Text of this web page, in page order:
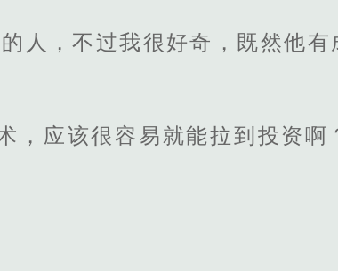
人，不过我很好奇，既然他
，应该很容易就能拉到投资啊